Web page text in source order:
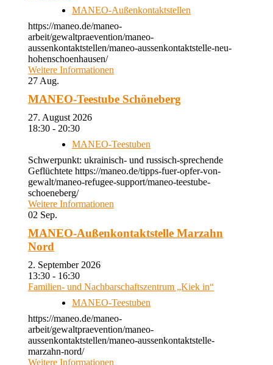
MANEO-Außenkontaktstellen
https://maneo.de/maneo-
arbeit/gewaltpraevention/maneo-
aussenkontaktstellen/maneo-aussenkontaktstelle-neu-
hohenschoenhausen/
Weitere Informationen
27 Aug.
MANEO-Teestube Schöneberg
27. August 2026
18:30 - 20:30
MANEO-Teestuben
Schwerpunkt: ukrainisch- und russisch-sprechende
Geflüchtete https://maneo.de/tipps-fuer-opfer-von-
gewalt/maneo-refugee-support/maneo-teestube-
schoeneberg/
Weitere Informationen
02 Sep.
MANEO-Außenkontaktstelle Marzahn
Nord
2. September 2026
13:30 - 16:30
Familien- und Nachbarschaftszentrum „Kiek in“
MANEO-Teestuben
https://maneo.de/maneo-
arbeit/gewaltpraevention/maneo-
aussenkontaktstellen/maneo-aussenkontaktstelle-
marzahn-nord/
Weitere Informationen